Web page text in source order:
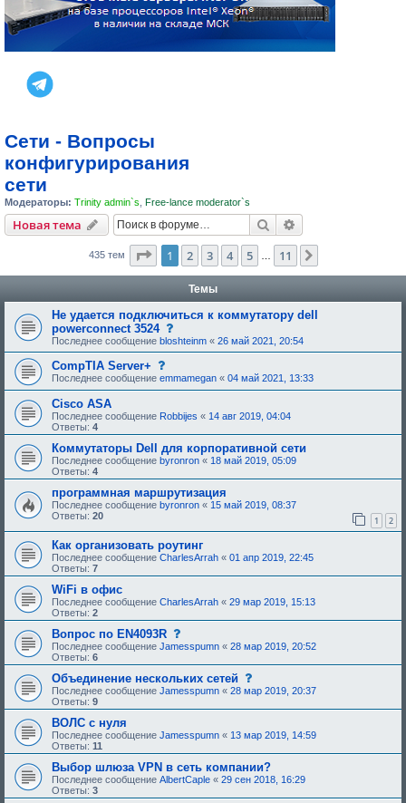
Сети - Вопросы
конфигурирования
сети
Модераторы: Trinity admin`s Free-lance moderator`s
Новая тема Поиск
435 тем Страница из 11
1 2 3 4 5 11
Темы
Не удается подключиться к коммутатору dell
powerconnect 3524
а
н
я
т
м
н
е
б
ы
л
а
о
д
б
р
е
а
Последнее сообщение bloshteinm « 26 май 2021, 20:54
CompTIA Server+
а
н
я
м
а
е
б
ы
д
о
н
.
Последнее сообщение emmamegan « 04 май 2021, 13:33
Cisco ASA
Последнее сообщение Robbijes « 14 авг 2019, 04:04
Ответы: 4
Коммутаторы Dell для корпоративной сети
Последнее сообщение byronron « 18 май 2019, 05:09
Ответы: 4
программная маршрутизация
Последнее сообщение byronron « 15 май 2019, 08:37
Ответы: 20 1 2
Как организовать роутинг
Последнее сообщение CharlesArrah « 01 апр 2019, 22:45
Ответы: 7
WiFi в офис
Последнее сообщение CharlesArrah « 29 мар 2019, 15:13
Ответы: 2
Вопрос по EN4093R
о
о
б
щ
е
н
и
т
р
б
у
Последнее сообщение Jamesspumn « 28 мар 2019, 20:52
Ответы: 6
Объединение нескольких сетей
о
о
б
н
и
е
,
т
р
Последнее сообщение Jamesspumn « 28 мар 2019, 20:37
Ответы: 9
ВОЛС с нуля
Последнее сообщение Jamesspumn « 13 мар 2019, 14:59
Ответы: 11
Выбор шлюза VPN в сеть компании?
Последнее сообщение AlbertCaple « 29 сен 2018, 16:29
Ответы: 3